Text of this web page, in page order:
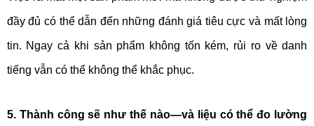
đầy đủ có thể dẫn đến những đánh giá tiêu cực và mất lòng
tin. Ngay cả khi sản phẩm không tốn kém, rủi ro về danh
tiếng vẫn có thể không thể khắc phục.
5. Thành công sẽ như thế nào—và liệu có thể đo lường